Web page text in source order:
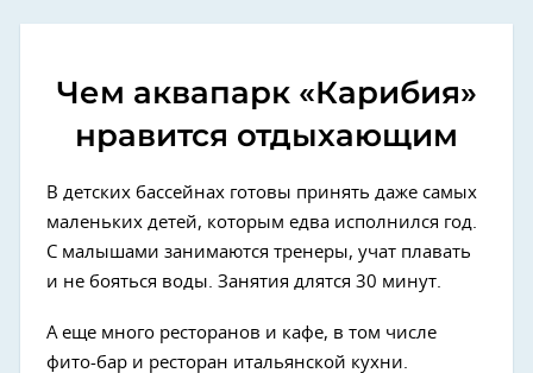
Чем аквапарк «Карибия»
нравится отдыхающим
В детских бассейнах готовы принять даже самых
маленьких детей, которым едва исполнился год.
С малышами занимаются тренеры, учат плавать
и не бояться воды. Занятия длятся 30 минут.
А еще много ресторанов и кафе, в том числе
фито-бар и ресторан итальянской кухни.